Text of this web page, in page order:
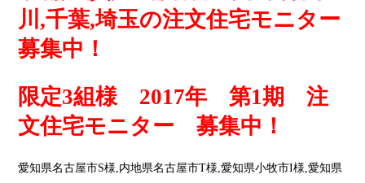
川,千葉,埼玉の注文住宅モニター
募集中 ！
限定3組様 2017年 第1期 注
文住宅モニター 募集中！
愛知県名古屋市S様,内地県名古屋市T様,愛知県小牧市I様,愛知県